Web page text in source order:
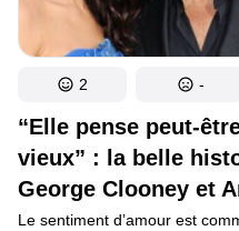
“Elle pense peut-
vieux” : la belle
George Clooney et
Le sentiment d’amour est
2 -